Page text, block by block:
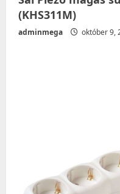
(KHS311M)
adminmega október 9,